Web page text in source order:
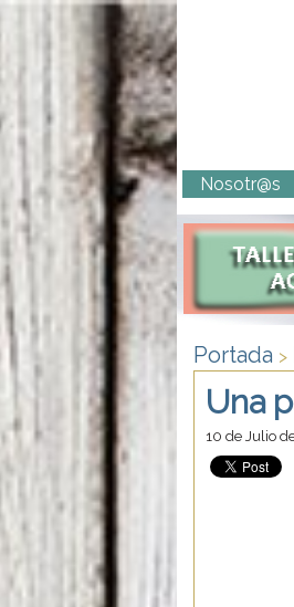
Nosotr@s
Portada >
Una
10 de Julio